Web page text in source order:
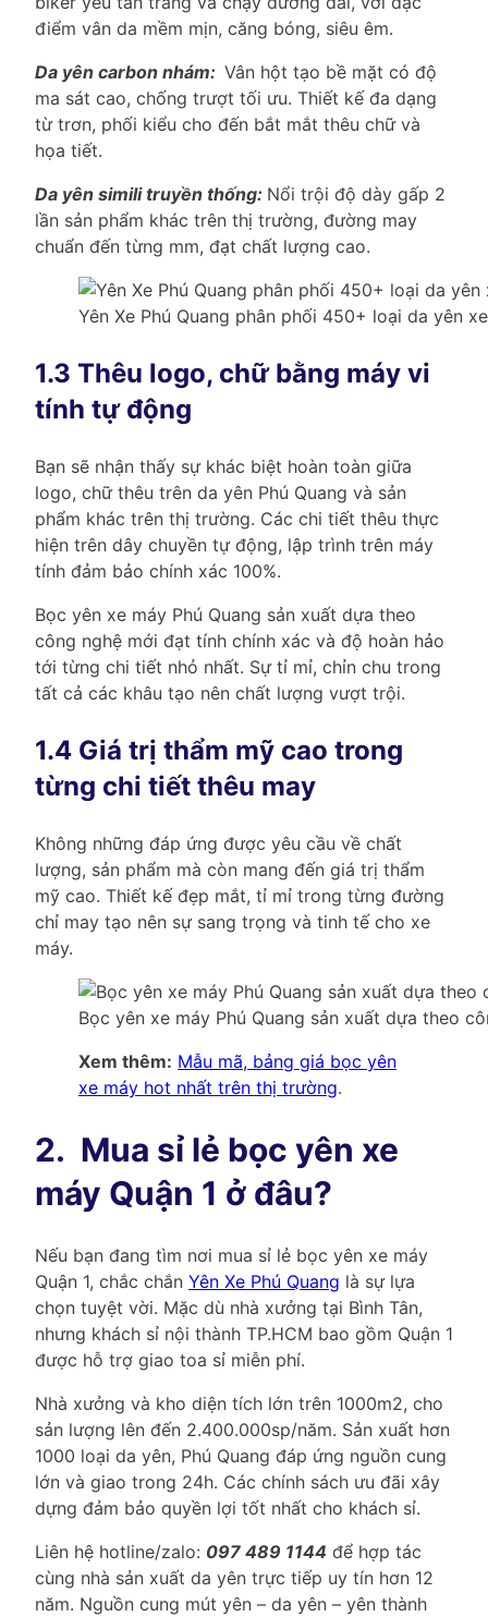
điểm vân da mềm mịn, căng bóng, siêu êm.
Da yên carbon nhám: Vân hột tạo bề mặt có độ
ma sát cao, chống trượt tối ưu. Thiết kế đa dạng
từ trơn, phối kiểu cho đến bắt mắt thêu chữ và
họa tiết.
Da yên simili truyền thống: Nổi trội độ dày gấp 2
lần sản phẩm khác trên thị trường, đường may
chuẩn đến từng mm, đạt chất lượng cao.
Yên Xe Phú Quang phân phối 450+ loại da yên
1.3 Thêu logo, chữ bằng máy vi
tính tự động
Bạn sẽ nhận thấy sự khác biệt hoàn toàn giữa
logo, chữ thêu trên da yên Phú Quang và sản
phẩm khác trên thị trường. Các chi tiết thêu thực
hiện trên dây chuyền tự động, lập trình trên máy
tính đảm bảo chính xác 100%.
Bọc yên xe máy Phú Quang sản xuất dựa theo
công nghệ mới đạt tính chính xác và độ hoàn hảo
tới từng chi tiết nhỏ nhất. Sự tỉ mỉ, chỉn chu trong
tất cả các khâu tạo nên chất lượng vượt trội.
1.4 Giá trị thẩm mỹ cao trong
từng chi tiết thêu may
Không những đáp ứng được yêu cầu về chất
lượng, sản phẩm mà còn mang đến giá trị thẩm
mỹ cao. Thiết kế đẹp mắt, tỉ mỉ trong từng đường
chỉ may tạo nên sự sang trọng và tinh tế cho xe
máy.
Bọc yên xe máy Phú Quang sản xuất dựa theo
Xem thêm: Mẫu mã, bảng giá bọc yên
xe máy hot nhất trên thị trường.
2. Mua sỉ lẻ bọc yên xe
máy Quận 1 ở đâu?
Nếu bạn đang tìm nơi mua sỉ lẻ bọc yên xe máy
Quận 1, chắc chắn Yên Xe Phú Quang là sự lựa
chọn tuyệt vời. Mặc dù nhà xưởng tại Bình Tân,
nhưng khách sỉ nội thành TP.HCM bao gồm Quận 1
được hỗ trợ giao toa sỉ miễn phí.
Nhà xưởng và kho diện tích lớn trên 1000m2, cho
sản lượng lên đến 2.400.000sp/năm. Sản xuất hơn
1000 loại da yên, Phú Quang đáp ứng nguồn cung
lớn và giao trong 24h. Các chính sách ưu đãi xây
dựng đảm bảo quyền lợi tốt nhất cho khách sỉ.
Liên hệ hotline/zalo: 097 489 1144 để hợp tác
cùng nhà sản xuất da yên trực tiếp uy tín hơn 12
năm. Nguồn cung mút yên – da yên – yên thành